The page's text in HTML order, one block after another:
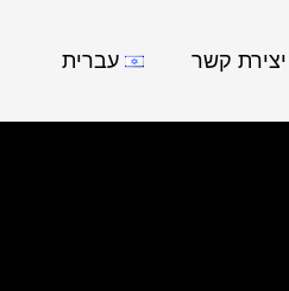
יצירת קשר עברית